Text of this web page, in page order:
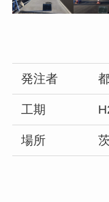
発注者
工期
場所